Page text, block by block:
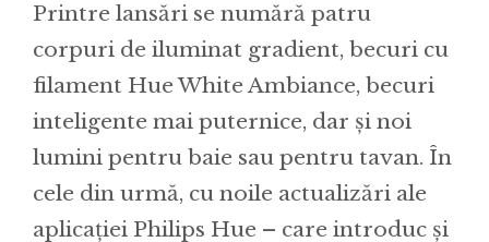
Printre lansări se numără patru
corpuri de iluminat gradient, becuri cu
filament Hue White Ambiance, becuri
inteligente mai puternice, dar și noi
lumini pentru baie sau pentru tavan. În
cele din urmă, cu noile actualizări ale
aplicației Philips Hue – care introduc și